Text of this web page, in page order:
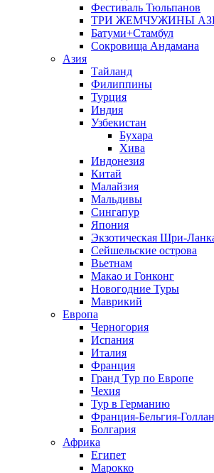
Фестиваль Тюльпанов
ТРИ ЖЕМЧУЖИНЫ
Батуми+Стамбул
Сокровища Андамана
Азия
Тайланд
Филиппины
Турция
Индия
Узбекистан
Бухара
Хива
Индонезия
Китай
Малайзия
Мальдивы
Сингапур
Япония
Экзотическая Шри-
Сейшельские острова
Вьетнам
Макао и Гонконг
Новогодние Туры
Маврикий
Европа
Черногория
Испания
Италия
Франция
Гранд Тур по Европе
Чехия
Тур в Германию
Франция-Бельгия-
Болгария
Африка
Египет
Марокко